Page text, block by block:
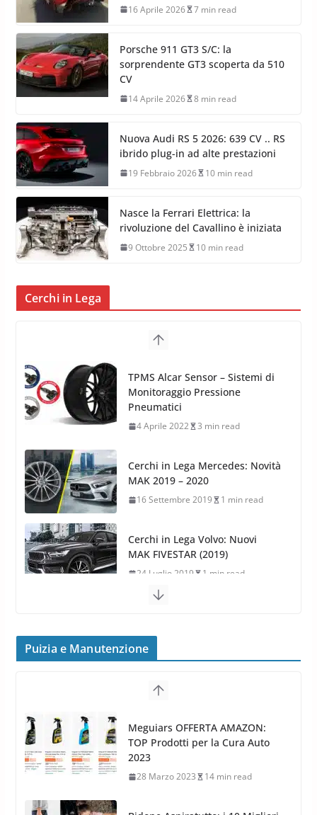
16 Aprile 2026 7 min read
Porsche 911 GT3 S/C: la
sorprendente GT3 scoperta da 510
CV
14 Aprile 2026 8 min read
Nuova Audi RS 5 2026: 639 CV .. RS
ibrido plug-in ad alte prestazioni
19 Febbraio 2026 10 min read
Nasce la Ferrari Elettrica: la
rivoluzione del Cavallino è iniziata
9 Ottobre 2025 10 min read
Cerchi in Lega
TPMS Alcar Sensor – Sistemi di
Monitoraggio Pressione
Pneumatici
4 Aprile 2022 3 min read
Cerchi in Lega Mercedes: Novità
MAK 2019 – 2020
16 Settembre 2019 1 min read
Cerchi in Lega Volvo: Nuovi
MAK FIVESTAR (2019)
24 Luglio 2019 1 min read
8 Aprile 2026 7 min read
l’acquisizione di Reedijk
3 Dicembre 2024 3 min read
Puizia e Manutenzione
Meguiars OFFERTA AMAZON:
TOP Prodotti per la Cura Auto
2023
28 Marzo 2023 14 min read